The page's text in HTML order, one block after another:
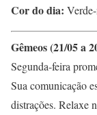
Cor do dia:
Gêmeos (21/05 a
Segunda-feira
Sua comunicação
distrações. Relaxe